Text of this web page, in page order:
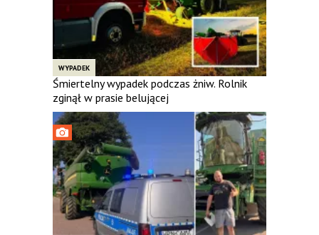
WYPADEK
Śmiertelny wypadek podczas żniw. Rolnik
zginął w prasie belującej